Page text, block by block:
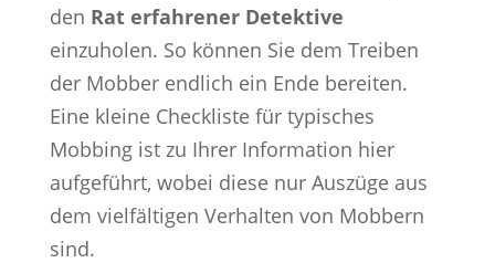
den Rat erfahrener Detektive
einzuholen. So können Sie dem Treiben
der Mobber endlich ein Ende bereiten.
Eine kleine Checkliste für typisches
Mobbing ist zu Ihrer Information hier
aufgeführt, wobei diese nur Auszüge aus
dem vielfältigen Verhalten von Mobbern
sind.